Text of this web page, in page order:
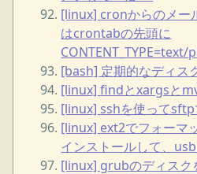
[linux] cronからのメー
はcrontabの先頭に
[bash] 定期的なディス
[linux] findとxargsと
[linux] sshを使ってsftp
[linux] ext2でフォーマ
インストールして、
[linux] grubのディスク